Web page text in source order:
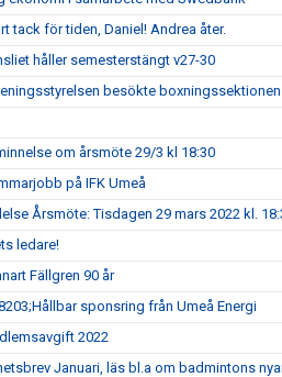
tack för tiden, Daniel! Andrea åter.
håller semesterstängt v27-30
besökte boxningssektionen
om årsmöte 29/3 kl 18:30
på IFK Umeå
Årsmöte: Tisdagen 29 mars 2022 kl.
ledare!
Fällgren 90 år
sponsring från Umeå Energi
2022
Januari, läs bl.a om badmintons